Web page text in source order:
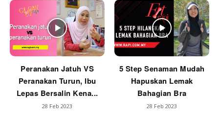
Peranakan Jatuh VS
Peranakan Turun, Ibu
Lepas Bersalin Kena...
28 Feb 2023
5 Step Senaman Mudah
Hapuskan Lemak
Bahagian Bra
28 Feb 2023